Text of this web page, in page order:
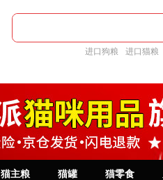
进口狗粮 进口猫粮
猫主粮 猫罐 猫零食